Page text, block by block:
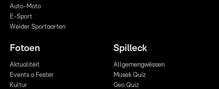
Auto-Moto
E-Sport
Weider Sportaarten
Fotoen
Aktualitéit
Events a Fester
Kultur
Spilleck
Allgemengwëssen
Musek Quiz
Geo Quiz